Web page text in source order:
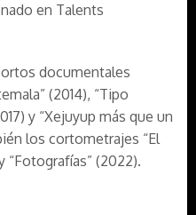
en Talents
documentales
(2014), “Tipo
y “Xejuyup más que un
los cortometrajes “El
(2022).